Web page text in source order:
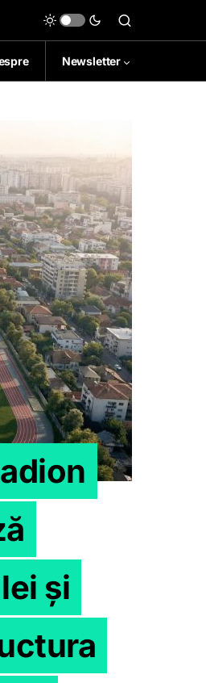
Newsletter
și